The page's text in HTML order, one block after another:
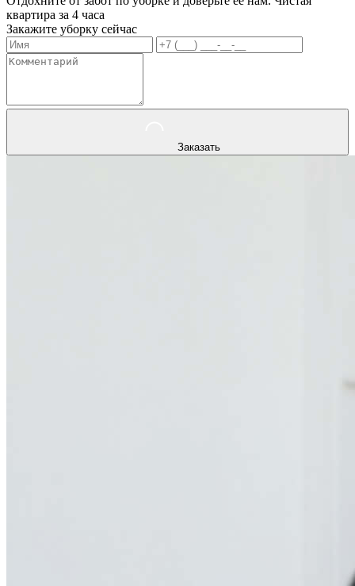
квартира за 4 часа
Закажите уборку сейчас
Заказать